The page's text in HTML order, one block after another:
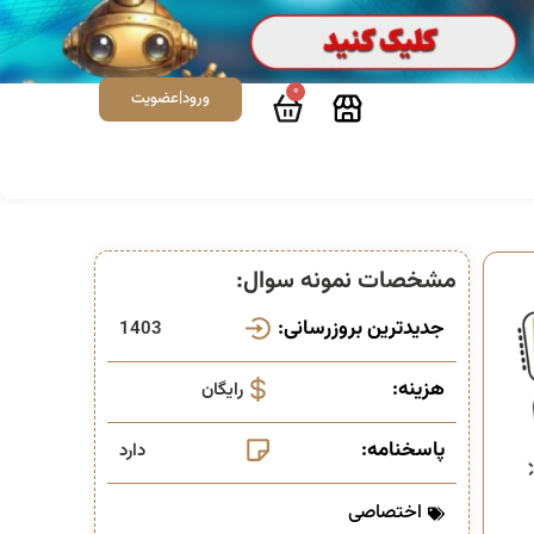
0 ورود|عضویت
مشخصات نمونه سوال:
جدیدترین بروزرسانی: 1403
هزینه: رایگان
پاسخنامه: دارد
اختصاصی